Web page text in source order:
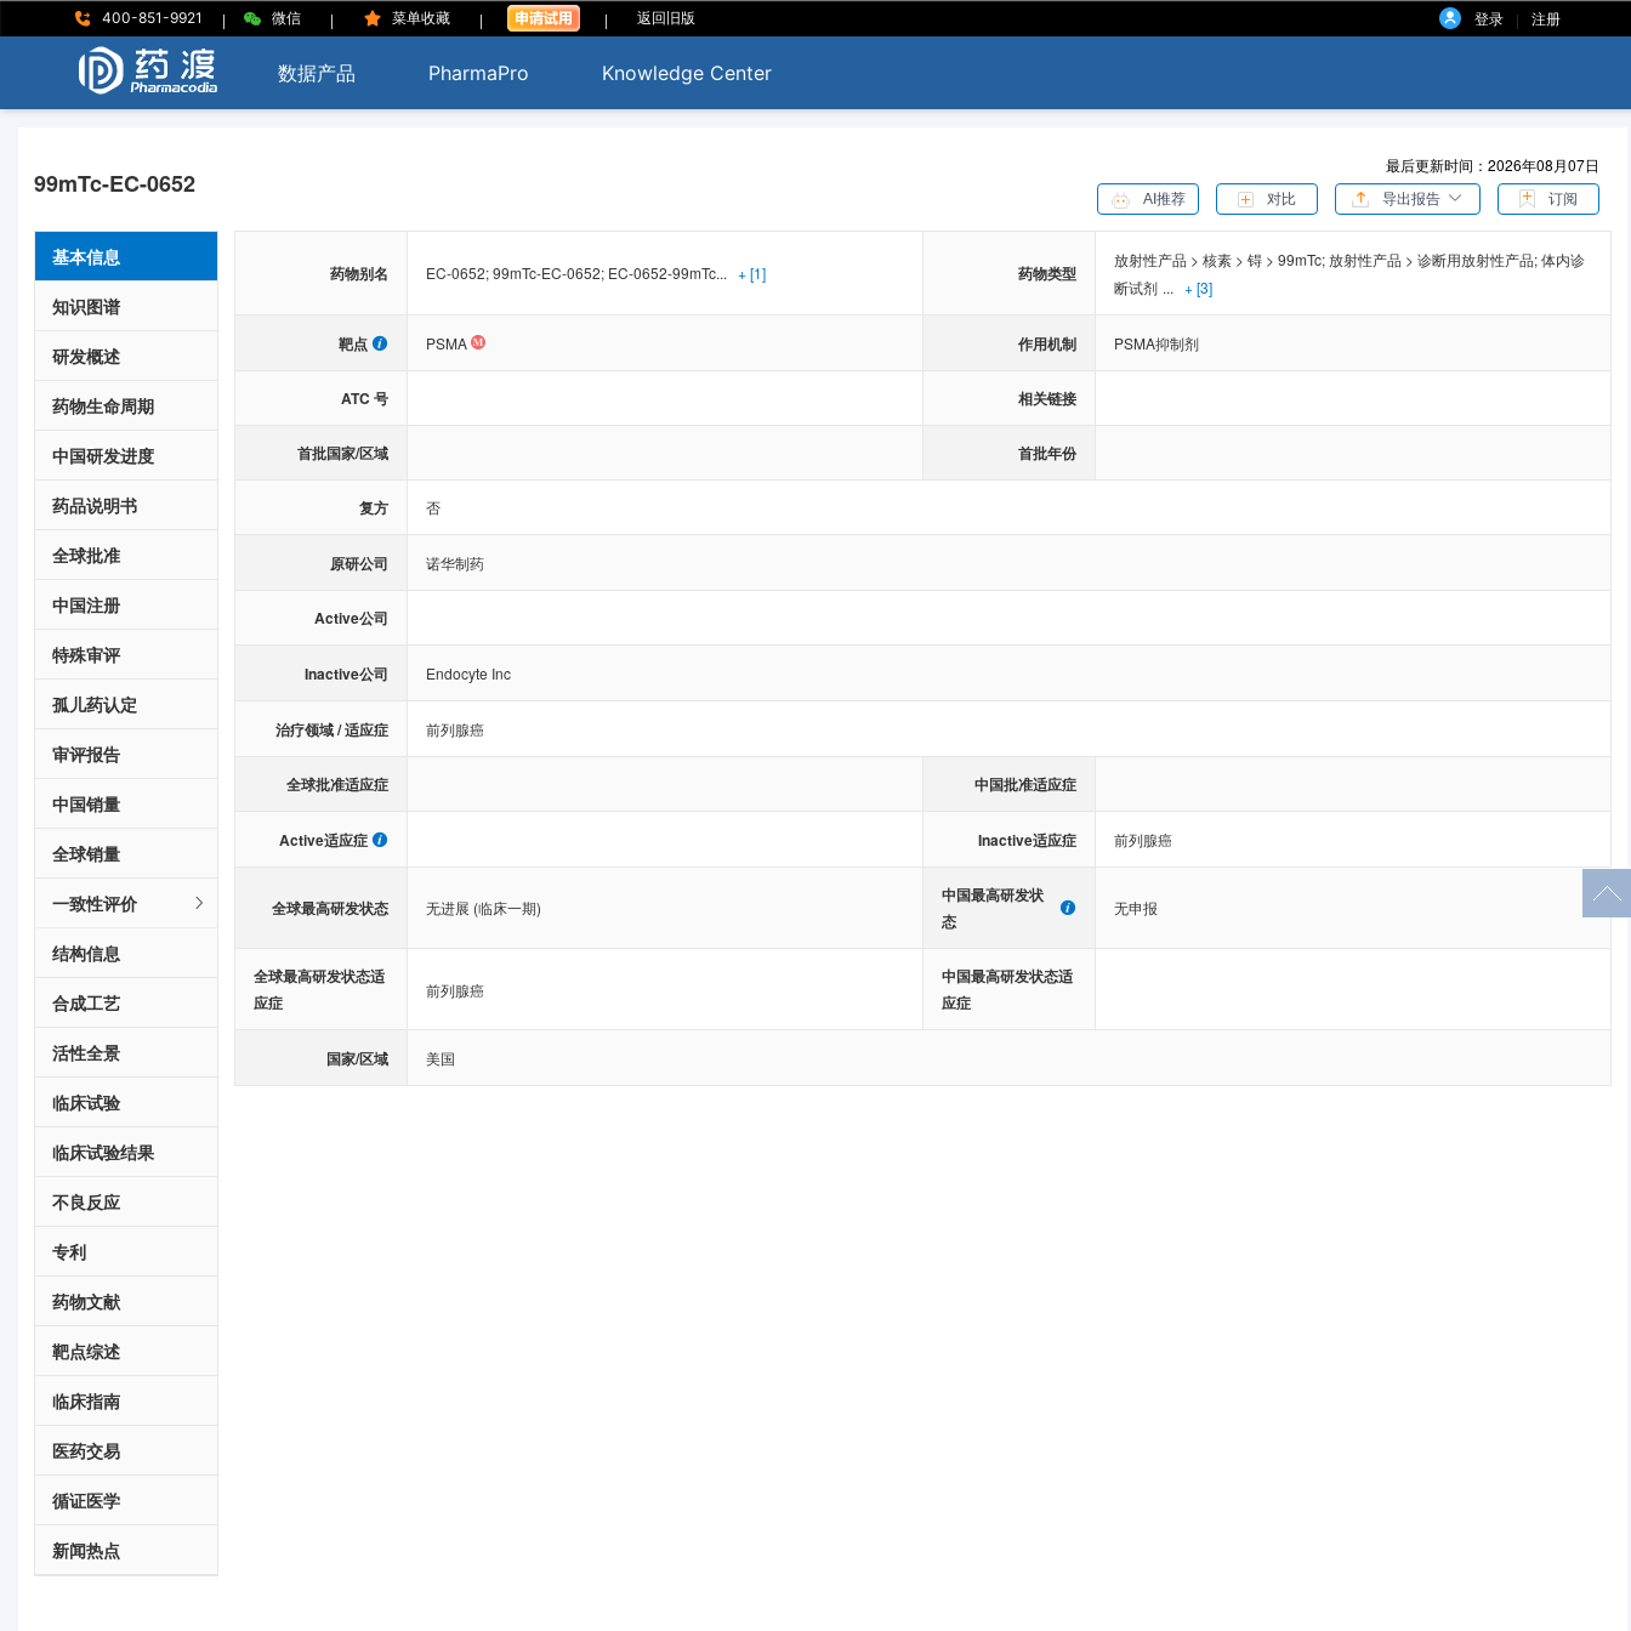
400-851-9921 | 微信 | 菜单收藏 | | 返回旧版 登录 | 注册
数据产品 PharmaPro Knowledge Center
99mTc-EC-0652
最后更新时间：2026年08月07日
AI推荐 对比 导出报告 订阅
基本信息
知识图谱
研发概述
药物生命周期
中国研发进度
药品说明书
全球批准
中国注册
特殊审评
孤儿药认定
审评报告
中国销量
全球销量
一致性评价
结构信息
合成工艺
活性全景
临床试验
临床试验结果
不良反应
专利
药物文献
靶点综述
临床指南
医药交易
循证医学
新闻热点
药物别名 EC-0652; 99mTc-EC-0652; EC-0652-99mTc... + [1] 药物类型
放射性产品 > 核素 > 锝 > 99mTc;放射性产品 > 诊断用放射性产品;体内诊
断试剂 ... + [3]
靶点 PSMA 作用机制 PSMA抑制剂
ATC 号 相关链接
首批国家/区域 首批年份
复方 否
原研公司 诺华制药
Active公司
Inactive公司 Endocyte Inc
治疗领域 / 适应症 前列腺癌
全球批准适应症 中国批准适应症
Active适应症 Inactive适应症 前列腺癌
全球最高研发状态 无进展 (临床一期)
中国最高研发状
态
无申报
全球最高研发状态适
应症
前列腺癌
中国最高研发状态适
应症
国家/区域 美国